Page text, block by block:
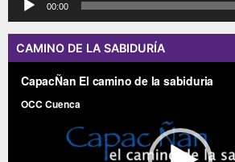
00:00
CAMINO DE LA SABIDURÍA